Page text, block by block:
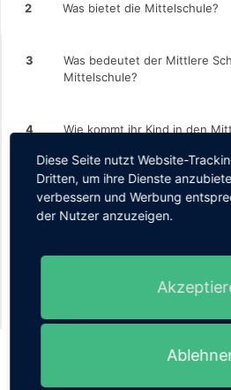
2 Was bietet die Mittelschule?
3
Was bedeutet der Mittlere
Mittelschule?
4 Wie kommt ihr Kind in den
Ist eine Aufnahmeprüfung
Haben Sie Fragen?
Diese Seite nutzt Website-
Dritten, um ihre Dienste
verbessern und Werbung
der Nutzer anzuzeigen.